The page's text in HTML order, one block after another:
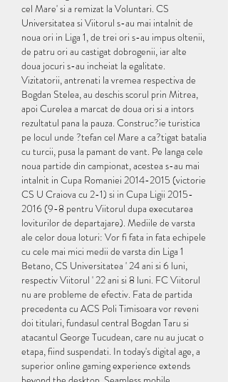
cel Mare' si a remizat la Voluntari. CS
Universitatea si Viitorul s-au mai intalnit de
noua ori in Liga 1, de trei ori s-au impus oltenii,
de patru ori au castigat dobrogenii, iar alte
doua jocuri s-au incheiat la egalitate.
Vizitatorii, antrenati la vremea respectiva de
Bogdan Stelea, au deschis scorul prin Mitrea,
apoi Curelea a marcat de doua ori si a intors
rezultatul pana la pauza. Construc?ie turistica
pe locul unde ?tefan cel Mare a ca?tigat batalia
cu turcii, pusa la pamant de vant. Pe langa cele
noua partide din campionat, acestea s-au mai
intalnit in Cupa Romaniei 2014-2015 (victorie
CS U Craiova cu 2-1) si in Cupa Ligii 2015-
2016 (9-8 pentru Viitorul dupa executarea
loviturilor de departajare). Mediile de varsta
ale celor doua loturi: Vor fi fata in fata echipele
cu cele mai mici medii de varsta din Liga 1
Betano, CS Universitatea ' 24 ani si 6 luni,
respectiv Viitorul ' 22 ani si 8 luni. FC Viitorul
nu are probleme de efectiv. Fata de partida
precedenta cu ACS Poli Timisoara vor reveni
doi titulari, fundasul central Bogdan Taru si
atacantul George Tucudean, care nu au jucat o
etapa, fiind suspendati. In today's digital age, a
superior online gaming experience extends